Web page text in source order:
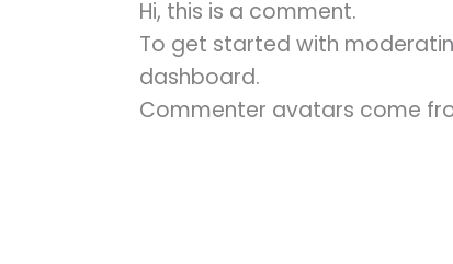
Hi, this is a comment.
To get started with
dashboard.
Commenter avatars come